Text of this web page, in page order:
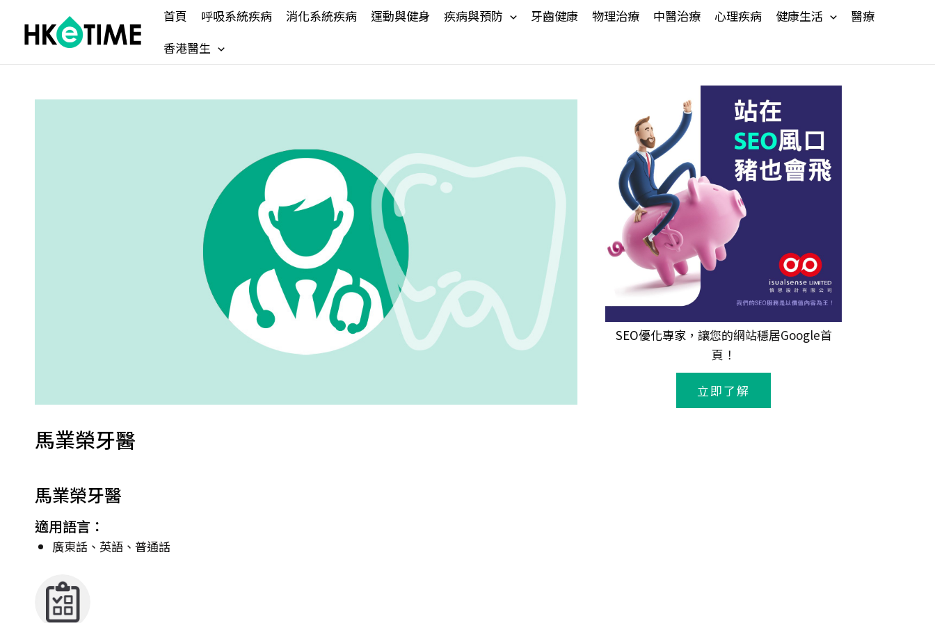
content
首頁 呼吸系統疾病 消化系統疾病 運動與健身 疾病與預防 牙齒健康 物理治療 中醫治療 心理疾病 健康生活
醫療
香港醫生
馬業榮牙醫
馬業榮牙醫
適用語言：
廣東話、英語、普通話
SEO優化專家，讓您的網站穩居Google首
頁！
立即了解